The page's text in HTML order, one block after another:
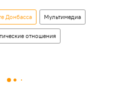
Донбасса Мультимедиа
отношения